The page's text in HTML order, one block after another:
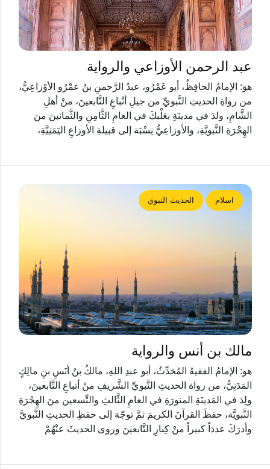
عبد الرحمن الأوزاعي والرواية
هوَ: الإمامُ الحافِظُ، أبو عَمْرُو، عبدُ الرَّحمنِ بنُ عمْرُو الأوْزاعِيُّ،
من رواةِ الحديثِ النَّبويِّ من جيلِ أتْباعِ التَّابعينَ، منْ أهلِ
الشَّامِ، ولدَ في مدينَةِ بعَلْبكَ في العامِ الثَّامِنِ والثَّمانينَ منَ
الهِجْرَةِ النَّبويَّةِ، والأوزاعِيُّ نِسْبَة إلى قبيلةِ الأوزاعِ اليَمَنِيَّةِ،
اسلام الحديث النبوي
مالك بن أنس والرواية
هو: الإمامُ الفقيهُ المُحَدِّثُ، أبو عبدِ اللهِ، مالكُ بنُ أنَسِ بنِ مالِكٍ
المَدَنِيُّ، من رواة الحديثِ النَّبويِّ الشَّريفِ منْ أتباعِ التَّابعينَ،
ولِدَ في المَدينَةِ المنورَةِ في العامِ الثَّالثِ والتِّسعين منَ الهِجْرَةِ
النَّبويَّة، حفظَ القرآنَ الكريمَ ثمَّ توجّهَ إلى حفظِ الحديثِ النَّبويَّ
وأدرَكَ عددَاً كبيراً منْ كِبارِ التَّابعينَ وروى الحديثَ عنْهُمْ